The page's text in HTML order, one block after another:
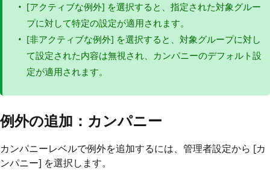
[アクティブな例外] を選択すると、指定された対象グルー
プに対して特定の設定が適用されます。
[非アクティブな例外] を選択すると、対象グループに対し
て設定された内容は無視され、カンパニーのデフォルト設
定が適用されます。
例外の追加：カンパニー
カンパニーレベルで例外を追加するには、管理者設定から [カ
ンパニー] を選択します。